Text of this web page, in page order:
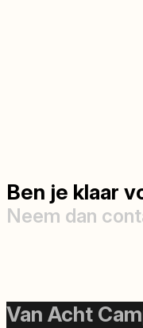
Ben je klaar
Neem dan
Van Acht